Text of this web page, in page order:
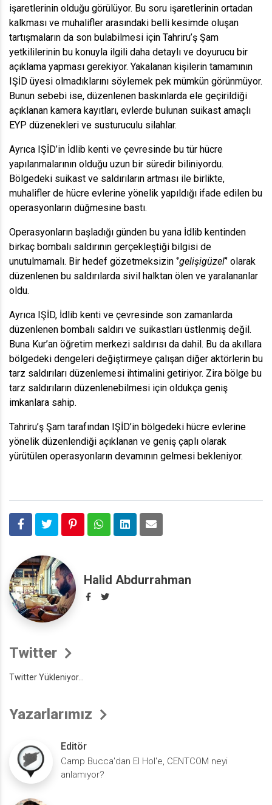
işaretlerinin olduğu görülüyor. Bu soru işaretlerinin ortadan
kalkması ve muhalifler arasındaki belli kesimde oluşan
tartışmaların da son bulabilmesi için Tahriru’ş Şam
yetkililerinin bu konuyla ilgili daha detaylı ve doyurucu bir
açıklama yapması gerekiyor. Yakalanan kişilerin tamamının
IŞİD üyesi olmadıklarını söylemek pek mümkün görünmüyor.
Bunun sebebi ise, düzenlenen baskınlarda ele geçirildiği
açıklanan kamera kayıtları, evlerde bulunan suikast amaçlı
EYP düzenekleri ve susturuculu silahlar.
Ayrıca IŞİD’in İdlib kenti ve çevresinde bu tür hücre
yapılanmalarının olduğu uzun bir süredir biliniyordu.
Bölgedeki suikast ve saldırıların artması ile birlikte,
muhalifler de hücre evlerine yönelik yapıldığı ifade edilen bu
operasyonların düğmesine bastı.
Operasyonların başladığı günden bu yana İdlib kentinden
birkaç bombalı saldırının gerçekleştiği bilgisi de
unutulmamalı. Bir hedef gözetmeksizin ‘’gelişigüzel‘’ olarak
düzenlenen bu saldırılarda sivil halktan ölen ve yaralananlar
oldu.
Ayrıca IŞİD, İdlib kenti ve çevresinde son zamanlarda
düzenlenen bombalı saldırı ve suikastları üstlenmiş değil.
Buna Kur’an öğretim merkezi saldırısı da dahil. Bu da akıllara
bölgedeki dengeleri değiştirmeye çalışan diğer aktörlerin bu
tarz saldırıları düzenlemesi ihtimalini getiriyor. Zira bölge bu
tarz saldırıların düzenlenebilmesi için oldukça geniş
imkanlara sahip.
Tahriru’ş Şam tarafından IŞİD’in bölgedeki hücre evlerine
yönelik düzenlendiği açıklanan ve geniş çaplı olarak
yürütülen operasyonların devamının gelmesi bekleniyor.
Halid Abdurrahman
Twitter
Twitter Yükleniyor...
Yazarlarımız
Editör
Camp Bucca'dan El Hol'e, CENTCOM neyi
anlamıyor?